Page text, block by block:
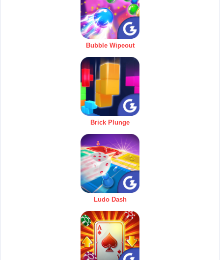
Bubble Wipeout
Brick Plunge
Ludo Dash